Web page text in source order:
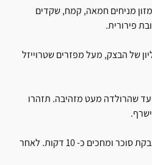
מניחים חמאה, קמח, שקדים
פירורית.
של הבצק, מעל מפזרים שטרוייזל
כ- 20 דקות או עד שהרולדה מעט מזהיבה. תזהרו
מוציאים מאפייה, מפדרים עם אבקת סוכר ומחכים כ- 10 דקות. לאחר